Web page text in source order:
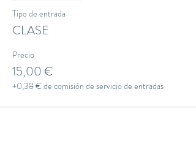
Tipo de entrada
CLASE
Precio
15,00 €
+0,38 € de comisión de servicio de entradas